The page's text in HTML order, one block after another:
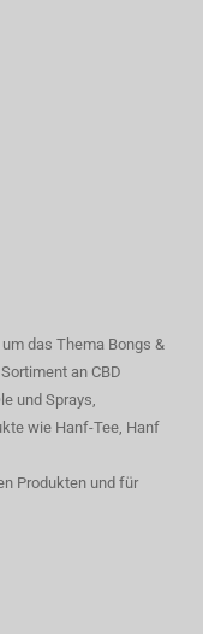
das Thema Bongs &
an CBD
und Sprays,
wie Hanf-Tee, Hanf
Produkten und für